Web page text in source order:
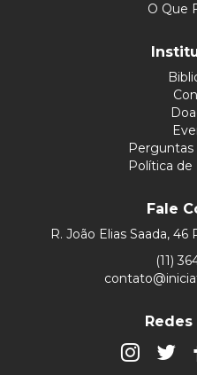
O Que
Política de
Fale
R. João Elias Saada,
(11)
Redes